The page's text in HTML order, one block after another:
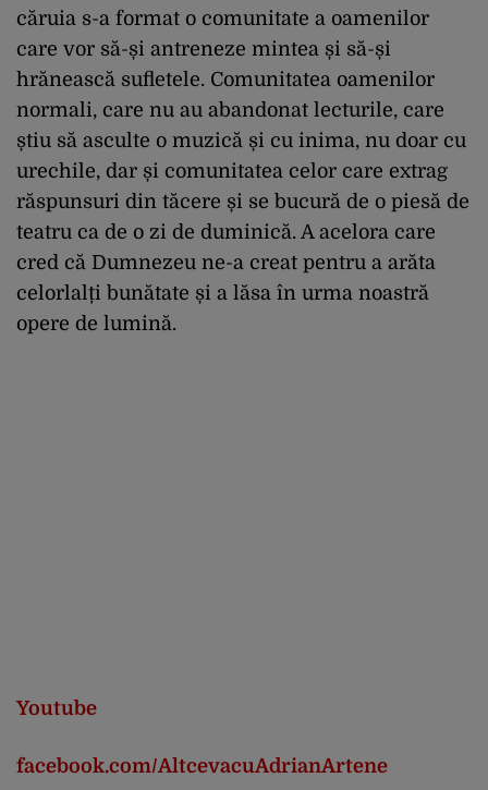
căruia s-a format o comunitate a oamenilor
care vor să-și antreneze mintea și să-și
hrănească sufletele. Comunitatea oamenilor
normali, care nu au abandonat lecturile, care
știu să asculte o muzică și cu inima, nu doar cu
urechile, dar și comunitatea celor care extrag
răspunsuri din tăcere și se bucură de o piesă de
teatru ca de o zi de duminică. A acelora care
cred că Dumnezeu ne-a creat pentru a arăta
celorlalți bunătate și a lăsa în urma noastră
opere de lumină.
Youtube
facebook.com/AltcevacuAdrianArtene